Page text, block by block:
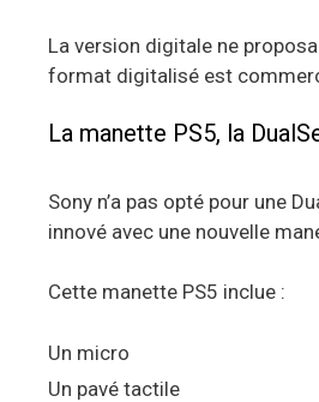
La version digitale ne
format digitalisé est
La manette PS5, la
Sony n’a pas opté pour une
innové avec une nouvelle
Cette manette PS5 inclue :
Un micro
Un pavé tactile